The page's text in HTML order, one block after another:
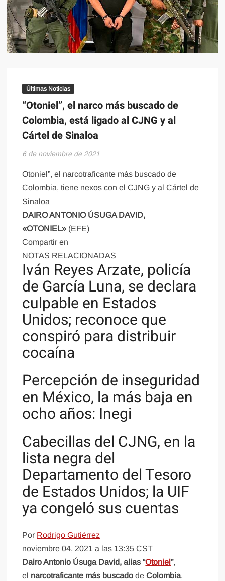
Últimas Noticias
“Otoniel”, el narco más buscado de
Colombia, está ligado al CJNG y al
Cártel de Sinaloa
6 de noviembre de 2021
Otoniel”, el narcotraficante más buscado de
Colombia, tiene nexos con el CJNG y al Cártel de
Sinaloa
DAIRO ANTONIO ÚSUGA DAVID,
«OTONIEL» (EFE)
Compartir en
NOTAS RELACIONADAS
Iván Reyes Arzate, policía
de García Luna, se declara
culpable en Estados
Unidos; reconoce que
conspiró para distribuir
cocaína
Percepción de inseguridad
en México, la más baja en
ocho años: Inegi
Cabecillas del CJNG, en la
lista negra del
Departamento del Tesoro
de Estados Unidos; la UIF
ya congeló sus cuentas
Por Rodrigo Gutiérrez
noviembre 04, 2021 a las 13:35 CST
Dairo Antonio Úsuga David, alias “Otoniel”,
el narcotraficante más buscadodeColombia,